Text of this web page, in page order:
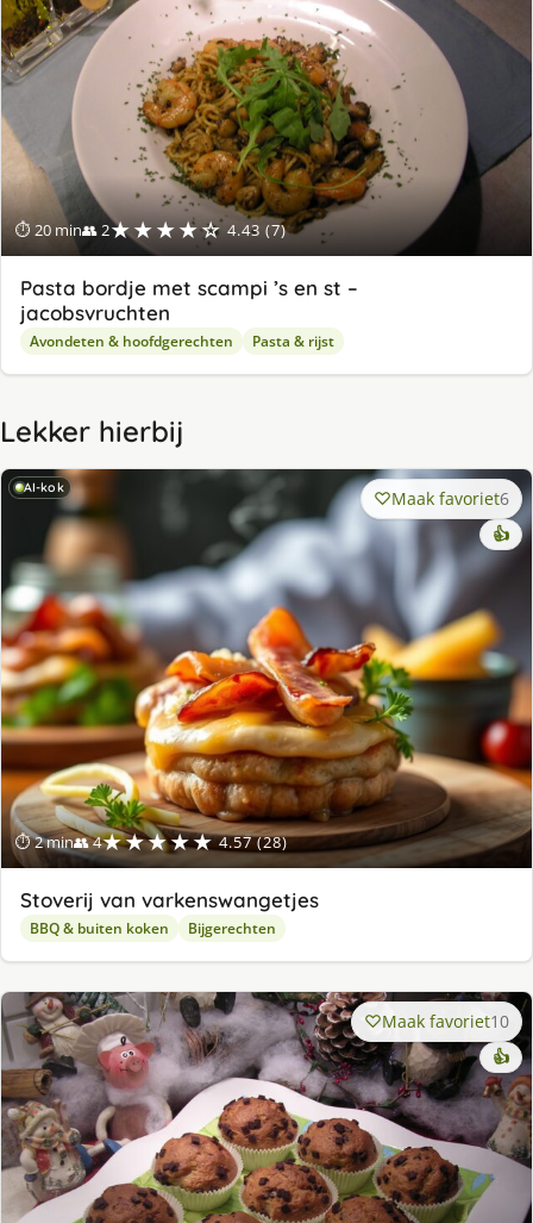
⏱ 20 min👥 2★★★★☆ 4.43 (7)
Pasta bordje met scampi ’s en st –
jacobsvruchten
Avondeten & hoofdgerechten Pasta & rijst
Lekker hierbij
AI-kok
⏱ 2 min👥 4★★★★★ 4.57 (28)
Maak favoriet6
👍
Stoverij van varkenswangetjes
BBQ & buiten koken Bijgerechten
Maak favoriet10
👍